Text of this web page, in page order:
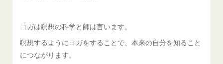
ヨガは瞑想の科学と師は言います。
瞑想するようにヨガをすることで、本来の自分を知ること
につながります。